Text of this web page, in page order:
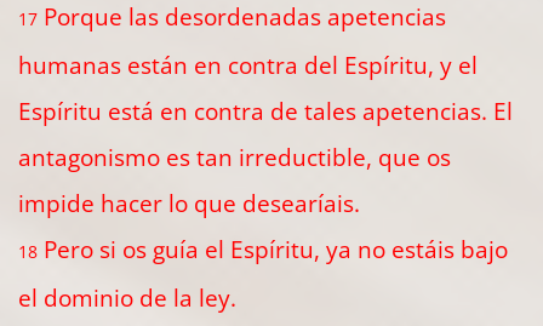
17 Porque las desordenadas apetencias
humanas están en contra del Espíritu, y el
Espíritu está en contra de tales apetencias. El
antagonismo es tan irreductible, que os
impide hacer lo que desearíais.
18 Pero si os guía el Espíritu, ya no estáis bajo
el dominio de la ley.